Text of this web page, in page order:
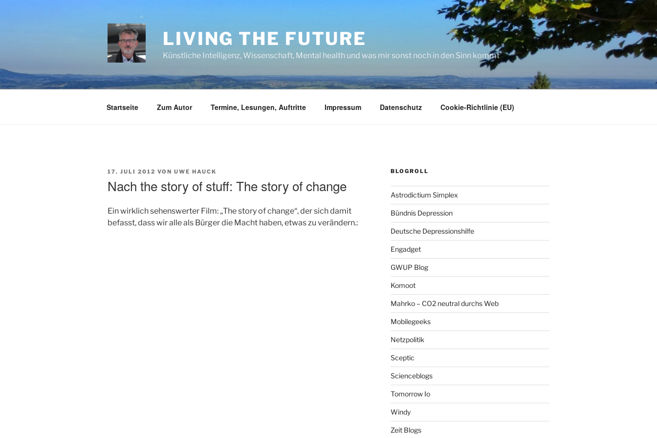
LIVING THE FUTURE
Künstliche Intelligenz, Wissenschaft, Mental health und was mir sonst noch in den Sinn kommt
Startseite Zum Autor Termine, Lesungen, Auftritte Impressum Datenschutz Cookie-Richtlinie (EU)
VERÖFFENTLICHT
17. JULI 2012 VON UWE HAUCK
Nach the story of stuff: The story of change
Ein wirklich sehenswerter Film: „The story of change“, der sich damit
befasst, dass wir alle als Bürger die Macht haben, etwas zu verändern.:
BLOGROLL
Astrodictium Simplex
Bündnis Depression
Deutsche Depressionshilfe
Engadget
GWUP Blog
Komoot
Mahrko – CO2 neutral durchs Web
Mobilegeeks
Netzpolitik
Sceptic
Scienceblogs
Tomorrow Io
Windy
Zeit Blogs